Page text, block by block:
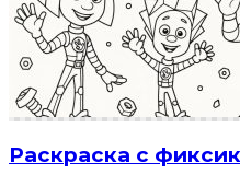
Раскраска с